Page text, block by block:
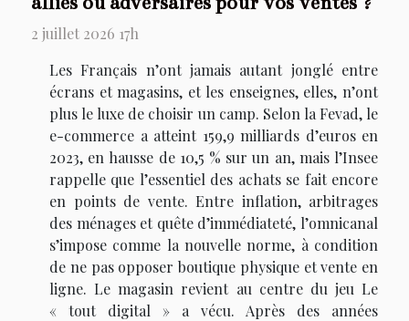
2 juillet 2026 17h
Les Français n’ont jamais autant jonglé entre
écrans et magasins, et les enseignes, elles, n’ont
plus le luxe de choisir un camp. Selon la Fevad, le
e-commerce a atteint 159,9 milliards d’euros en
2023, en hausse de 10,5 % sur un an, mais l’Insee
rappelle que l’essentiel des achats se fait encore
en points de vente. Entre inflation, arbitrages
des ménages et quête d’immédiateté, l’omnicanal
s’impose comme la nouvelle norme, à condition
de ne pas opposer boutique physique et vente en
ligne. Le magasin revient au centre du jeu Le
« tout digital » a vécu. Après des années